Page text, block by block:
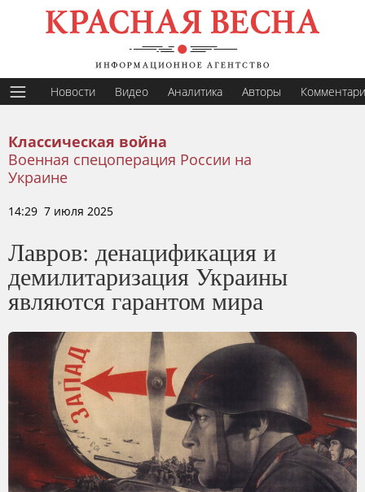
Новости Видео Аналитика Авторы
Классическая война
Военная спецоперация России на
Украине
14:29 7 июля 2025
Лавров: денацификация и
демилитаризация Украины
являются гарантом мира